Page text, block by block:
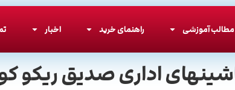
مطالب آموزشی راهنمای خرید اخبار
اداری صدیق ریکو